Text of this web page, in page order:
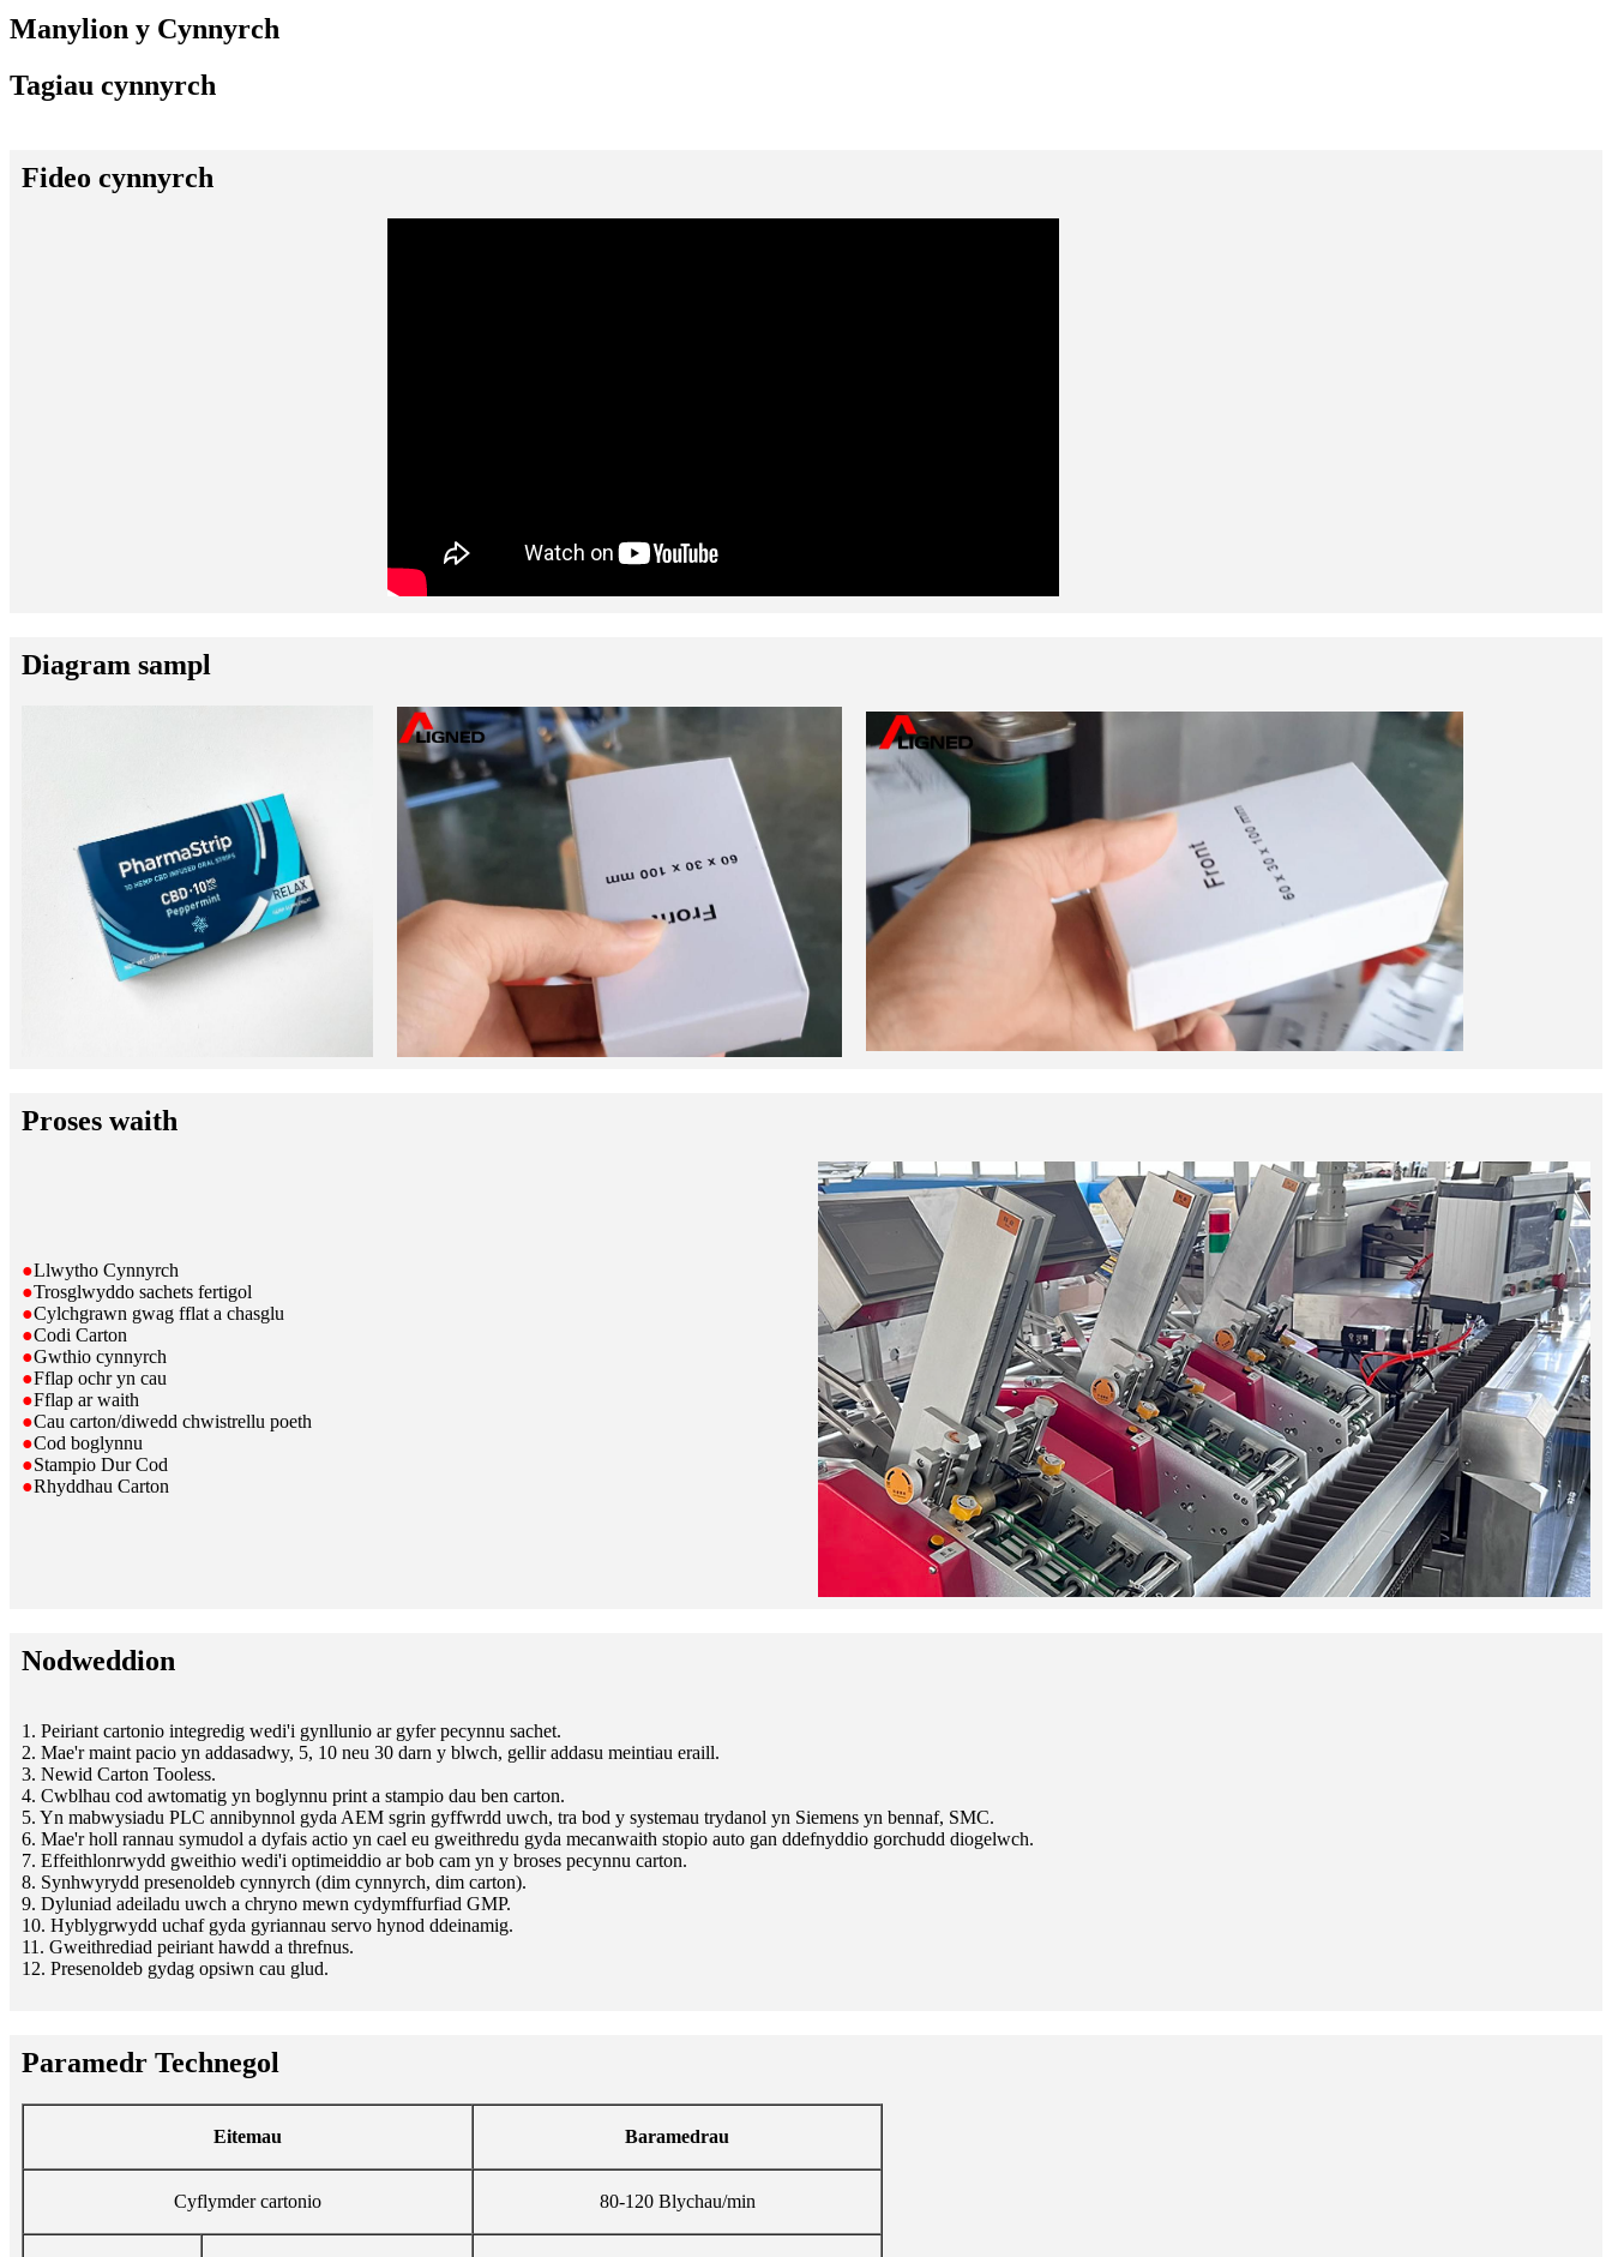
Manylion y Cynnyrch
Tagiau cynnyrch
Fideo cynnyrch
Diagram sampl
Proses waith
●Llwytho Cynnyrch
●Trosglwyddo sachets fertigol
●Cylchgrawn gwag fflat a chasglu
●Codi Carton
●Gwthio cynnyrch
●Fflap ochr yn cau
●Fflap ar waith
●Cau carton/diwedd chwistrellu poeth
●Cod boglynnu
●Stampio Dur Cod
●Rhyddhau Carton
Nodweddion
1. Peiriant cartonio integredig wedi'i gynllunio ar gyfer pecynnu sachet.
2. Mae'r maint pacio yn addasadwy, 5, 10 neu 30 darn y blwch, gellir addasu meintiau eraill.
3. Newid Carton Tooless.
4. Cwblhau cod awtomatig yn boglynnu print a stampio dau ben carton.
5. Yn mabwysiadu PLC annibynnol gyda AEM sgrin gyffwrdd uwch, tra bod y systemau trydanol yn Siemens yn bennaf, SMC.
6. Mae'r holl rannau symudol a dyfais actio yn cael eu gweithredu gyda mecanwaith stopio auto gan ddefnyddio gorchudd diogelwch.
7. Effeithlonrwydd gweithio wedi'i optimeiddio ar bob cam yn y broses pecynnu carton.
8. Synhwyrydd presenoldeb cynnyrch (dim cynnyrch, dim carton).
9. Dyluniad adeiladu uwch a chryno mewn cydymffurfiad GMP.
10. Hyblygrwydd uchaf gyda gyriannau servo hynod ddeinamig.
11. Gweithrediad peiriant hawdd a threfnus.
12. Presenoldeb gydag opsiwn cau glud.
Paramedr Technegol
Eitemau Baramedrau
Cyflymder cartonio 80-120 Blychau/min